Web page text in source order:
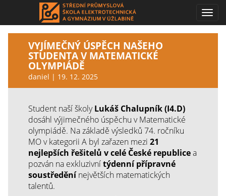
VYJÍMEČNÝ ÚSPĚCH NAŠEHO
STUDENTA V MATEMATICKÉ
OLYMPIÁDĚ
daniel | 19. 12. 2025
Student naší školyLukáš Chalupník (I4.D)
dosáhl výjimečného úspěchu v Matematické
olympiádě. Na základě výsledků 74. ročníku
MO v kategorii A byl zařazen mezi 21
nejlepších řešitelů v celé České republicea
pozván na exkluzivnítýdenní přípravné
soustředěnínejvětších matematických
talentů.